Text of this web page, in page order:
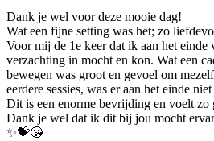
Dank je wel voor deze mooie dag!
Wat een fijne setting was het; zo
Voor mij de 1e keer dat ik aan het einde
verzachting in mocht en kon. Wat een
bewegen was groot en gevoel om
eerdere sessies, was er aan het einde niet
Dit is een enorme bevrijding en voelt zo
Dank je wel dat ik dit bij jou mocht
✨💝😘